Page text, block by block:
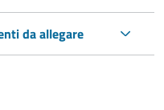
da allegare